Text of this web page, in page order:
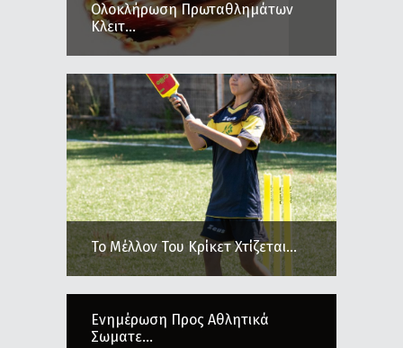
Ολοκλήρωση Πρωταθλημάτων
Κλειτ...
Το Μέλλον Του Κρίκετ Χτίζεται...
Ενημέρωση Προς Αθλητικά
Σωματε...